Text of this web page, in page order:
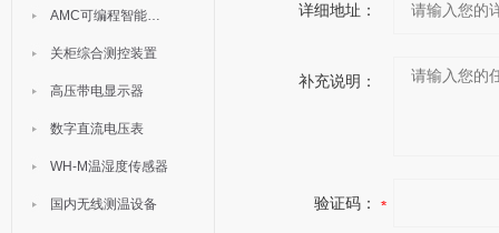
AMC可编程智能电测表
关柜综合测控装置
高压带电显示器
数字直流电压表
WH-M温湿度传感器
国内无线测温设备
详细地址：
补充说明：
验证码：